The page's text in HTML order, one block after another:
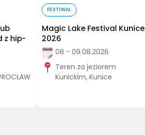
z hip-
FESTIWAL
Magic Lake Festival Kunice
2026
08 - 09.08.2026
Teren za jeziorem
Kunickim, Kunice